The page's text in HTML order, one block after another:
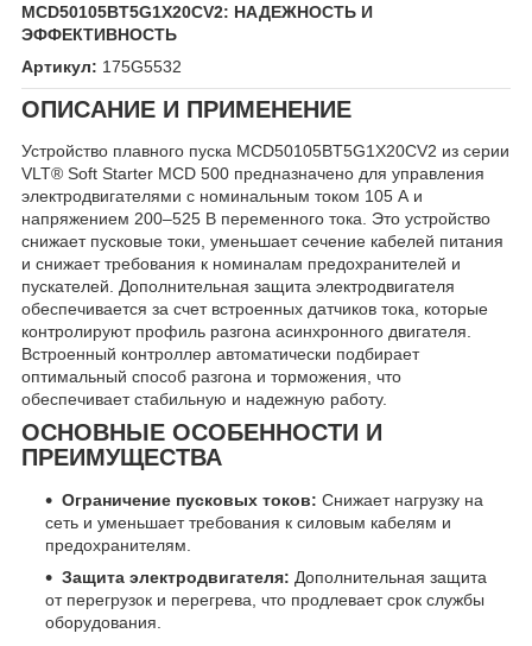
MCD50105BT5G1X20CV2: НАДЕЖНОСТЬ И
ЭФФЕКТИВНОСТЬ
Артикул: 175G5532
ОПИСАНИЕ И ПРИМЕНЕНИЕ
Устройство плавного пуска MCD50105BT5G1X20CV2 из серии
VLT® Soft Starter MCD 500 предназначено для управления
электродвигателями с номинальным током 105 А и
напряжением 200–525 В переменного тока. Это устройство
снижает пусковые токи, уменьшает сечение кабелей питания
и снижает требования к номиналам предохранителей и
пускателей. Дополнительная защита электродвигателя
обеспечивается за счет встроенных датчиков тока, которые
контролируют профиль разгона асинхронного двигателя.
Встроенный контроллер автоматически подбирает
оптимальный способ разгона и торможения, что
обеспечивает стабильную и надежную работу.
ОСНОВНЫЕ ОСОБЕННОСТИ И
ПРЕИМУЩЕСТВА
Ограничение пусковых токов: Снижает нагрузку на
сеть и уменьшает требования к силовым кабелям и
предохранителям.
Защита электродвигателя: Дополнительная защита
от перегрузок и перегрева, что продлевает срок службы
оборудования.